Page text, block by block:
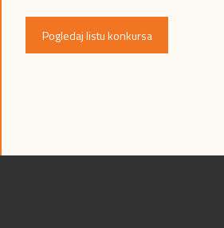
Pogledaj listu konkursa